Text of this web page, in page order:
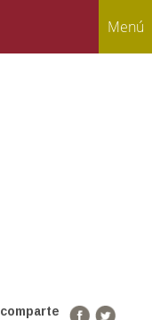
Menú
comparte